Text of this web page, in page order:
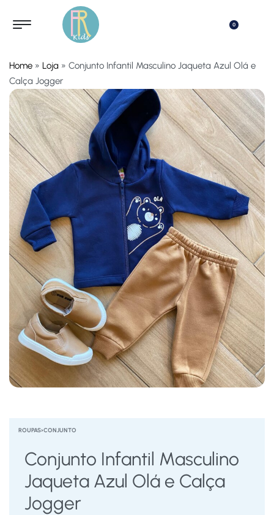
0
Home » Loja » Conjunto Infantil Masculino Jaqueta Azul Olá e
Calça Jogger
ROUPAS›CONJUNTO
Conjunto Infantil Masculino
Jaqueta Azul Olá e Calça
Jogger